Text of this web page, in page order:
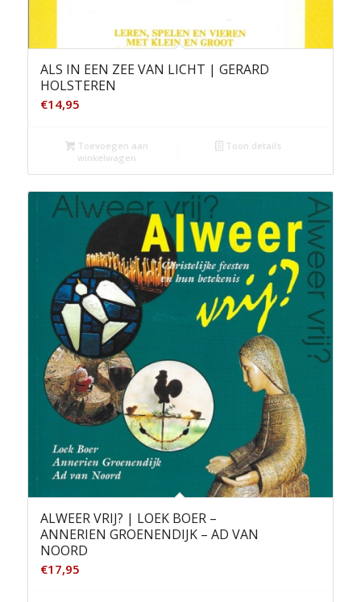
ALS IN EEN ZEE VAN LICHT | GERARD
HOLSTEREN
€14,95
Toevoegen aan
winkelwagen
Toon details
ALWEER VRIJ? | LOEK BOER –
ANNERIEN GROENENDIJK – AD VAN
NOORD
€17,95